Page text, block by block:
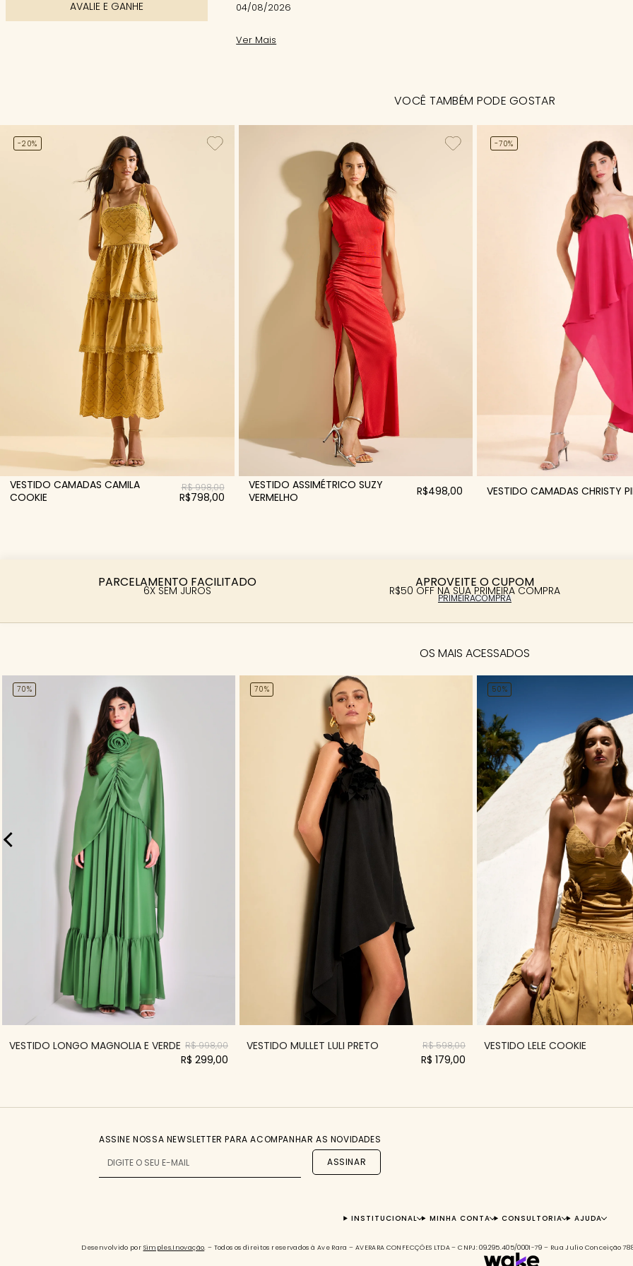
AVALIE E GANHE 04/08/2026
Ver Mais
VOCÊ TAMBÉM PODE GOSTAR
-20%
VESTIDO CAMADAS CAMILA
COOKIE
R$ 998,00
R$798,00
VESTIDO ASSIMÉTRICO SUZY
VERMELHO
R$498,00
-70%
VESTIDO CAMADAS CHRISTY
PARCELAMENTO FACILITADO
6X SEM JUROS
APROVEITE O CUPOM
R$50 OFF NA SUA PRIMEIRA COMPRA
PRIMEIRACOMPRA
OS MAIS ACESSADOS
70%
VESTIDO LONGO MAGNOLIA E VERDE R$ 998,00
R$ 299,00
70%
VESTIDO MULLET LULI PRETO R$ 598,00
R$ 179,00
50%
VESTIDO LELE COOKIE
ASSINE NOSSA NEWSLETTER PARA ACOMPANHAR AS NOVIDADES
ASSINAR
INSTITUCIONAL MINHA CONTA CONSULTORIA AJUDA
Desenvolvido por Simples.Inovação. – Todos os direitos reservados à Ave Rara – AVERARA CONFECÇÕES LTDA – CNPJ: 09.295.405/0001-79 – Rua Julio